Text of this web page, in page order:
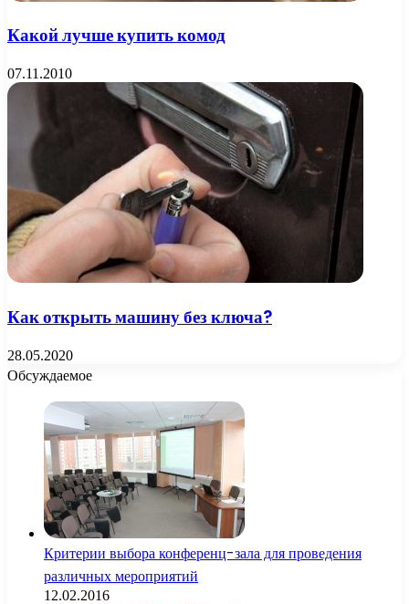
Какой лучше купить комод
07.11.2010
Как открыть машину без ключа?
28.05.2020
Обсуждаемое
Критерии выбора конференц-зала для проведения
различных мероприятий
12.02.2016